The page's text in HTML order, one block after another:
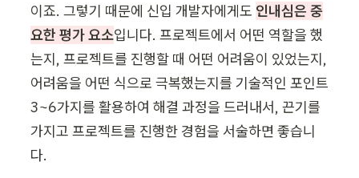
이죠. 그렇기 때문에 신입 개발자에게도 인내심은 중
요한 평가 요소입니다. 프로젝트에서 어떤 역할을 했
는지, 프로젝트를 진행할 때 어떤 어려움이 있었는지,
어려움을 어떤 식으로 극복했는지를 기술적인 포인트
3~6가지를 활용하여 해결 과정을 드러내서, 끈기를
가지고 프로젝트를 진행한 경험을 서술하면 좋습니
다.